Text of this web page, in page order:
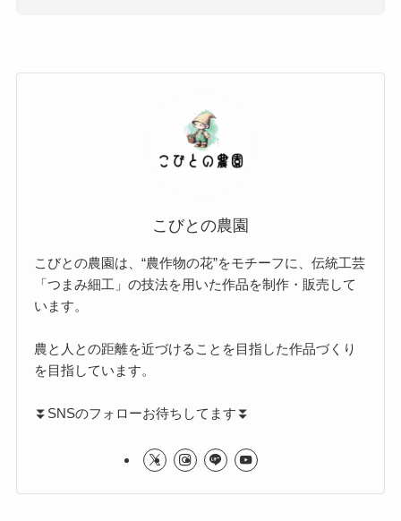
こびとの農園
こびとの農園は、“農作物の花”をモチーフに、伝統工芸
「つまみ細工」の技法を用いた作品を制作・販売して
います。
農と人との距離を近づけることを目指した作品づくり
を目指しています。
⏬️SNSのフォローお待ちしてます⏬️